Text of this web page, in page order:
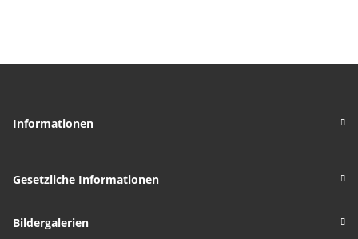
Informationen
Gesetzliche Informationen
Bildergalerien